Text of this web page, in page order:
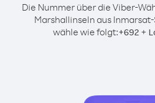
Die Nummer über die Viber-
Marshallinseln aus
wähle wie folgt:+692+